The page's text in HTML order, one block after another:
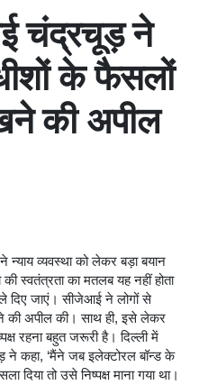
चंद्रचूड़ ने
के फैसलों
की अपील
व्यवस्था को लेकर बड़ा बयान
की स्वतंत्रता का मतलब यह नहीं होता
दिए जाएं। सीजेआई ने लोगों से
की अपील की। साथ ही, इसे लेकर
रहना बहुत जरूरी है। दिल्ली में
ने कहा, ‘मैंने जब इलेक्टोरल बॉन्ड के
तो उसे निष्पक्ष माना गया था।